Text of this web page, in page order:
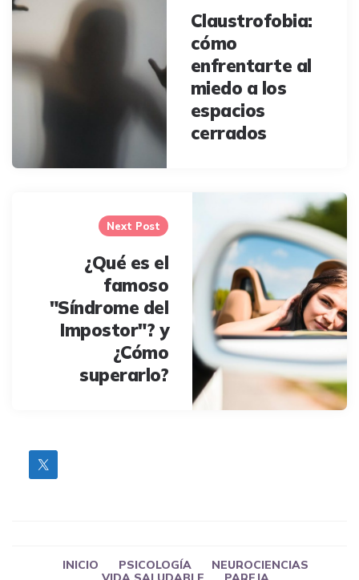
Claustrofobia:
cómo
enfrentarte al
miedo a los
espacios
cerrados
Next Post
¿Qué es el
famoso
"Síndrome del
Impostor"? y
¿Cómo
superarlo?
INICIO PSICOLOGÍA
NEUROCIENCIAS